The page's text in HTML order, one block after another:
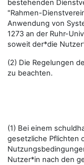
bestehenden
"Rahmen-
Anwendung von
1273 an der Ruhr-
soweit der*die
(2) Die Regelungen
zu beachten.
(1) Bei einem
gesetzliche Pflichten
Nutzer*in nach den